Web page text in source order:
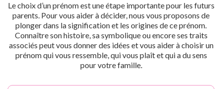
Le choix d’un prénom est une étape importante pour les futurs
parents. Pour vous aider à décider, nous vous proposons de
plonger dans la signification et les origines de ce prénom.
Connaître son histoire, sa symbolique ou encore ses traits
associés peut vous donner des idées et vous aider à choisir un
prénom qui vous ressemble, qui vous plaît et qui a du sens
pour votre famille.